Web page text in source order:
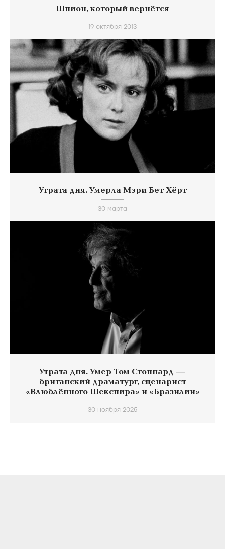
Шпион, который вернётся
19 октября 2013
Утрата дня. Умерла Мэри Бет Хёрт
30 марта
Утрата дня. Умер Том Стоппард —
британский драматург, сценарист
«Влюблённого Шекспира» и «Бразилии»
30 ноября 2025